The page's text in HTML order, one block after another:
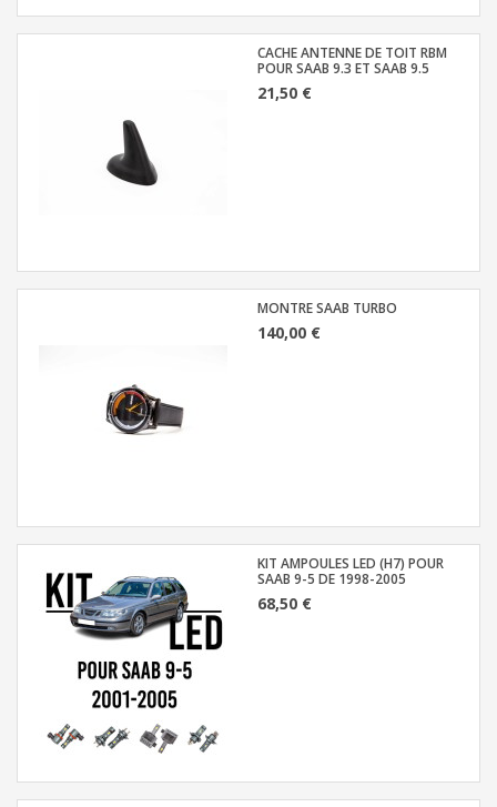
CACHE ANTENNE DE TOIT RBM
POUR SAAB 9.3 ET SAAB 9.5
21,50 €
MONTRE SAAB TURBO
140,00 €
KIT AMPOULES LED (H7) POUR
SAAB 9-5 DE 1998-2005
68,50 €